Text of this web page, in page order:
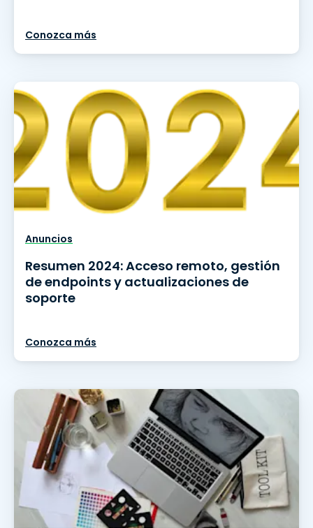
Conozca más
Anuncios
Resumen 2024: Acceso remoto, gestión
de endpoints y actualizaciones de
soporte
Conozca más